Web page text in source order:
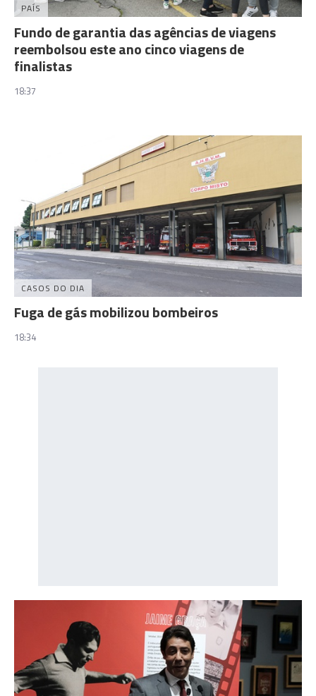
PAÍS
Fundo de garantia das agências de viagens
reembolsou este ano cinco viagens de
finalistas
18:37
CASOS DO DIA
Fuga de gás mobilizou bombeiros
18:34